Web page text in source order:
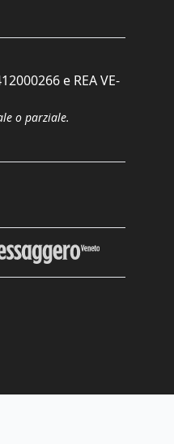
e REA VE-
o parziale.